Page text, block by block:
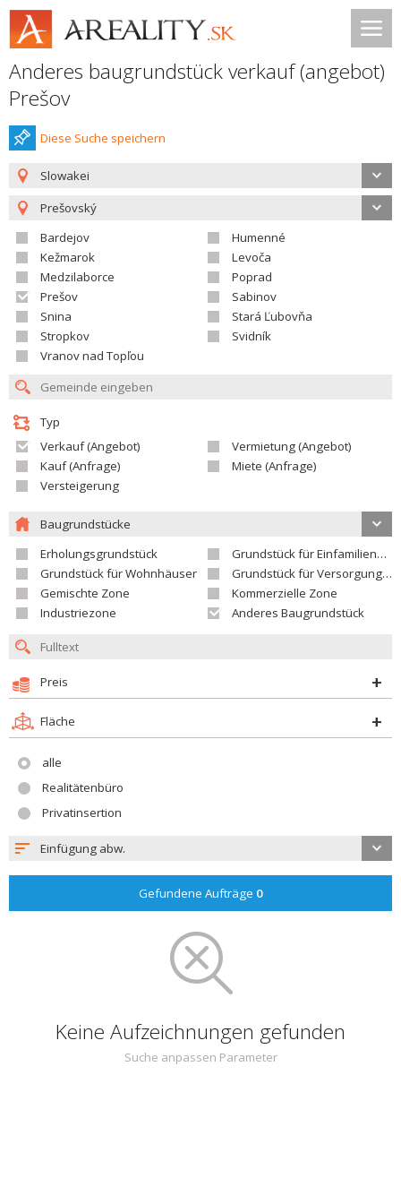
Anderes baugrundstück verkauf (angebot)
Prešov
Diese Suche speichern
Slowakei
Prešovský
Bardejov
Humenné
Kežmarok
Levoča
Medzilaborce
Poprad
Prešov
Sabinov
Snina
Stará Ľubovňa
Stropkov
Svidník
Vranov nad Topľou
Typ
Verkauf (Angebot)
Vermietung (Angebot)
Kauf (Anfrage)
Miete (Anfrage)
Versteigerung
Baugrundstücke
Erholungsgrundstück
Grundstück für Einfamilienhäuser
Grundstück für Wohnhäuser
Grundstück für Versorgungseinrichtungen
Gemischte Zone
Kommerzielle Zone
Industriezone
Anderes Baugrundstück
Preis
Fläche
alle
Realitätenbüro
Privatinsertion
Einfügung abw.
Gefundene Aufträge 0
Keine Aufzeichnungen gefunden
Suche anpassen Parameter